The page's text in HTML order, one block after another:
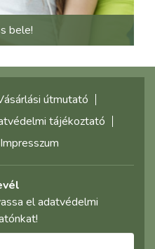
bele!
útmutató
tájékoztató
Impresszum
el adatvédelmi